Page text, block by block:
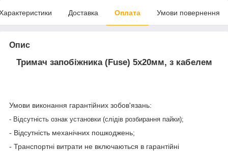
Доставка Оплата Умови повернення
Опис
Тримач запобіжника (Fuse) 5х20мм, з кабелем
Умови виконання гарантійних зобов'язань:
- Відсутність ознак установки (слідів розбирання пайки);
- Відсутність механічних пошкоджень;
- Транспортні витрати не включаються в гарантійні